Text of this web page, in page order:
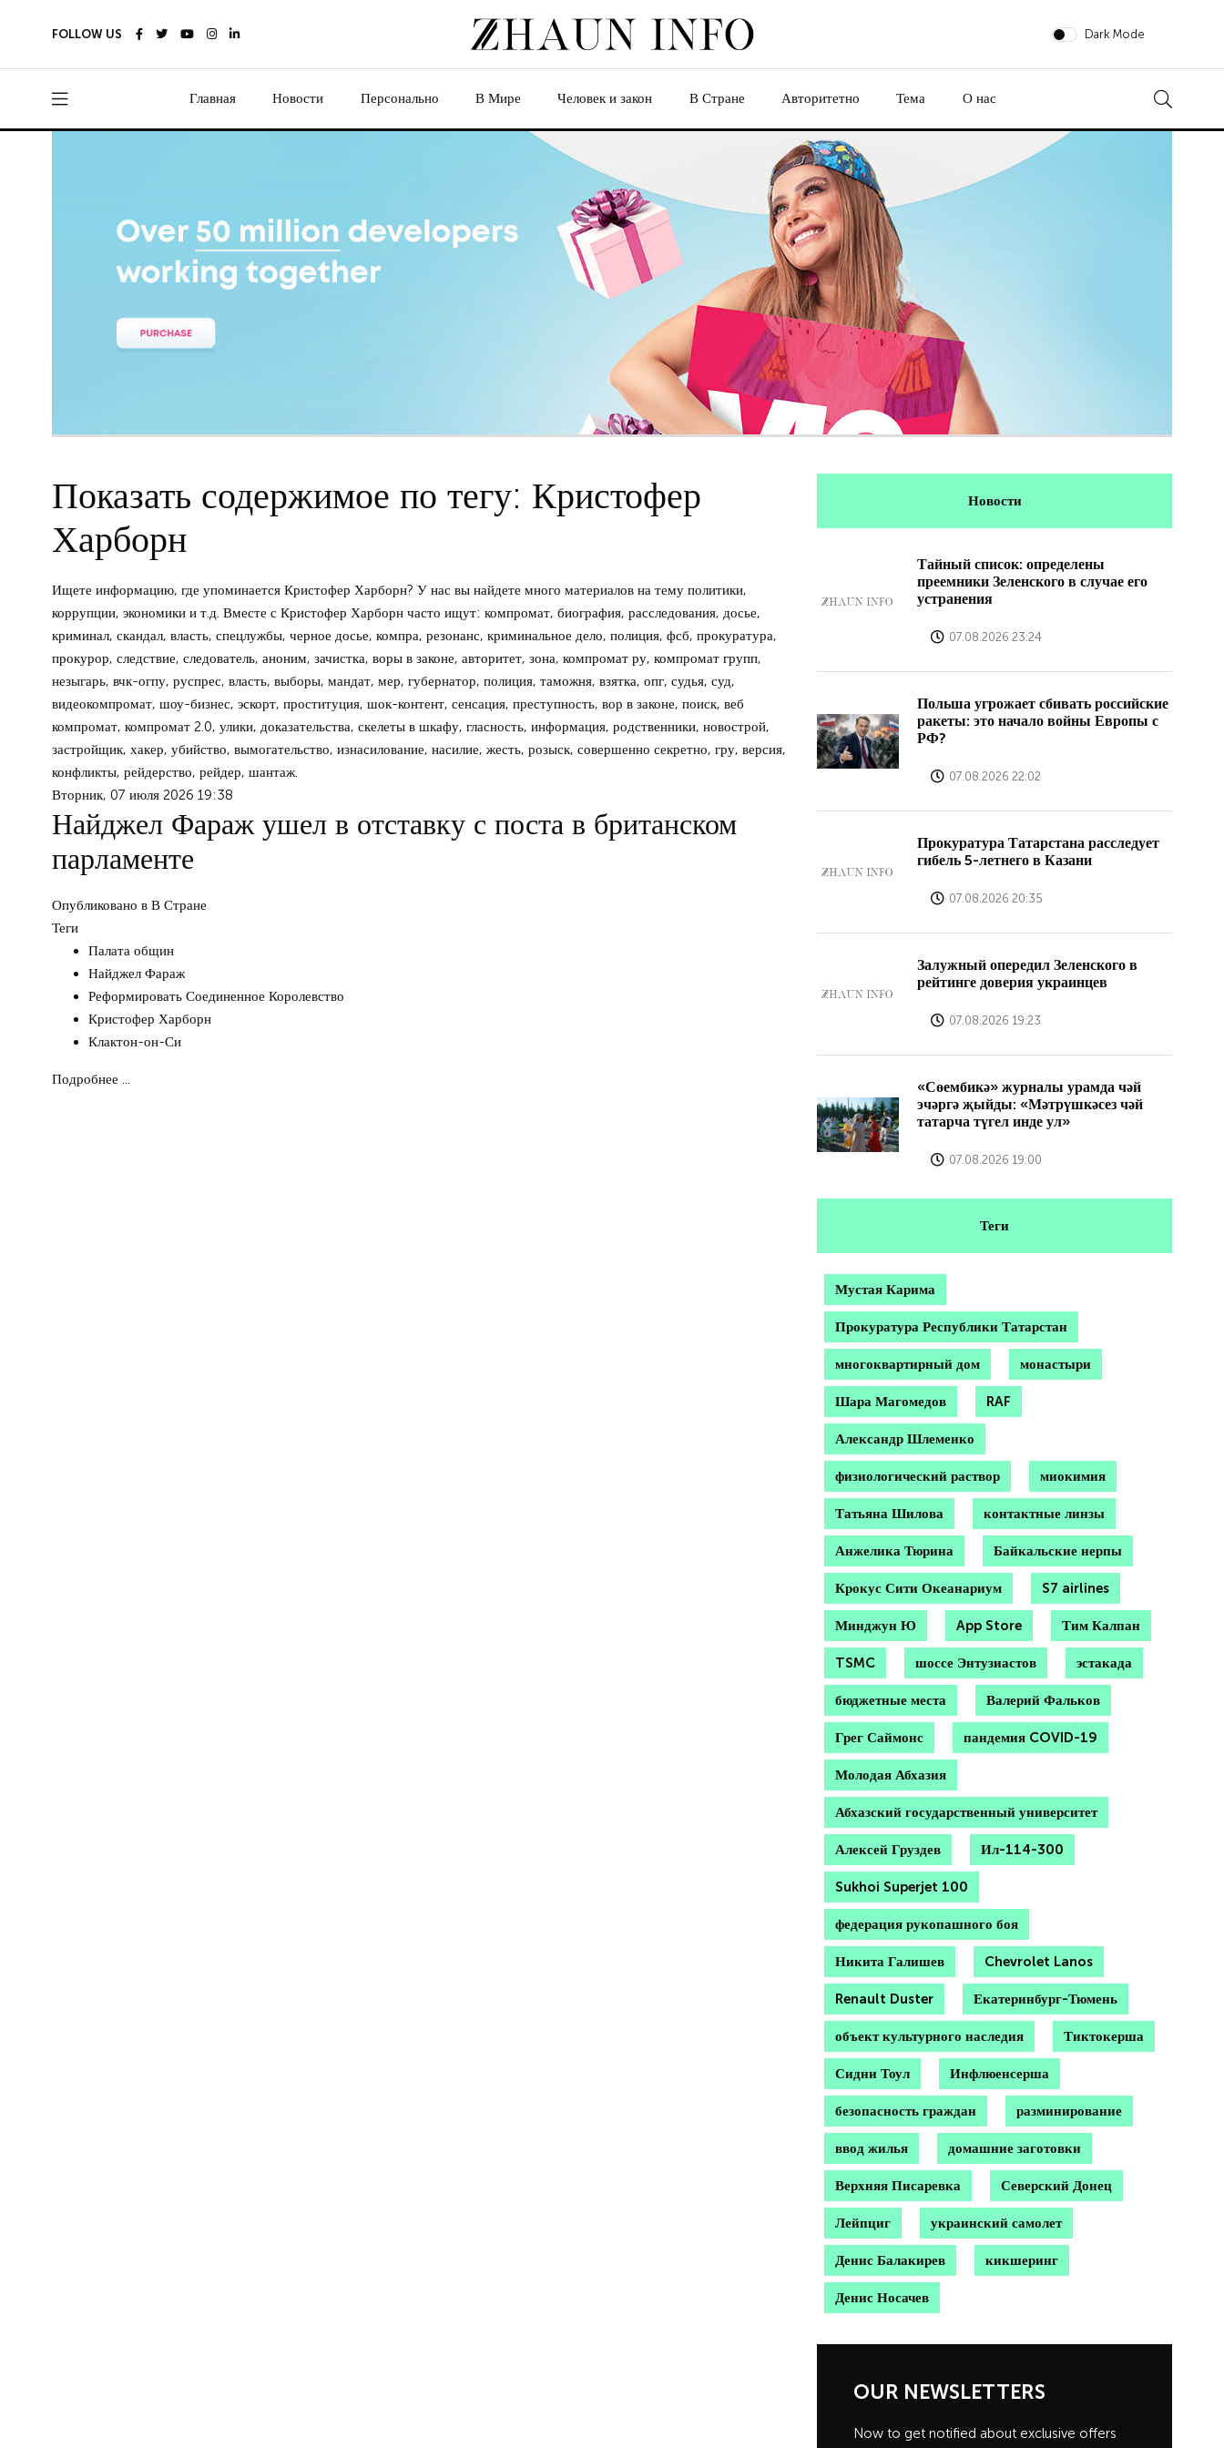
FOLLOW US Dark Mode
Главная Новости Персонально В Мире Человек и закон В Стране Авторитетно Тема О нас
Показать содержимое по тегу: Кристофер
Харборн
Ищете информацию, где упоминается Кристофер Харборн? У нас вы найдете много материалов на тему политики,
коррупции, экономики и т.д. Вместе с Кристофер Харборн часто ищут: компромат, биография, расследования, досье,
криминал, скандал, власть, спецлужбы, черное досье, компра, резонанс, криминальное дело, полиция, фсб, прокуратура,
прокурор, следствие, следователь, аноним, зачистка, воры в законе, авторитет, зона, компромат ру, компромат групп,
незыгарь, вчк-огпу, руспрес, власть, выборы, мандат, мер, губернатор, полиция, таможня, взятка, опг, судья, суд,
видеокомпромат, шоу-бизнес, эскорт, проституция, шок-контент, сенсация, преступность, вор в законе, поиск, веб
компромат, компромат 2.0, улики, доказательства, скелеты в шкафу, гласность, информация, родственники, новострой,
застройщик, хакер, убийство, вымогательство, изнасилование, насилие, жесть, розыск, совершенно секретно, гру, версия,
конфликты, рейдерство, рейдер, шантаж.
Вторник, 07 июля 2026 19:38
Найджел Фараж ушел в отставку с поста в британском
парламенте
Опубликовано в В Стране
Теги
Палата общин
Найджел Фараж
Реформировать Соединенное Королевство
Кристофер Харборн
Клактон-он-Си
Подробнее ...
Новости
Тайный список: определены
преемники Зеленского в случае его
устранения
07.08.2026 23:24
Польша угрожает сбивать российские
ракеты: это начало войны Европы с
РФ?
07.08.2026 22:02
Прокуратура Татарстана расследует
гибель 5-летнего в Казани
07.08.2026 20:35
Залужный опередил Зеленского в
рейтинге доверия украинцев
07.08.2026 19:23
«Сөембикә» журналы урамда чәй
эчәргә җыйды: «Мәтрүшкәсез чәй
татарча түгел инде ул»
07.08.2026 19:00
Теги
Мустая Карима
Прокуратура Республики Татарстан
многоквартирный дом монастыри
Шара Магомедов RAF
Александр Шлеменко
физиологический раствор миокимия
Татьяна Шилова контактные линзы
Анжелика Тюрина Байкальские нерпы
Крокус Сити Океанариум S7 airlines
Минджун Ю App Store Тим Калпан
TSMC шоссе Энтузиастов эстакада
бюджетные места Валерий Фальков
Грег Саймонс пандемия COVID-19
Молодая Абхазия
Абхазский государственный университет
Алексей Груздев Ил-114-300
Sukhoi Superjet 100
федерация рукопашного боя
Никита Галишев Chevrolet Lanos
Renault Duster Екатеринбург-Тюмень
объект культурного наследия Тиктокерша
Сидни Тоул Инфлюенсерша
безопасность граждан разминирование
ввод жилья домашние заготовки
Верхняя Писаревка Северский Донец
Лейпциг украинский самолет
Денис Балакирев кикшеринг
Денис Носачев
OUR NEWSLETTERS
Now to get notified about exclusive offers